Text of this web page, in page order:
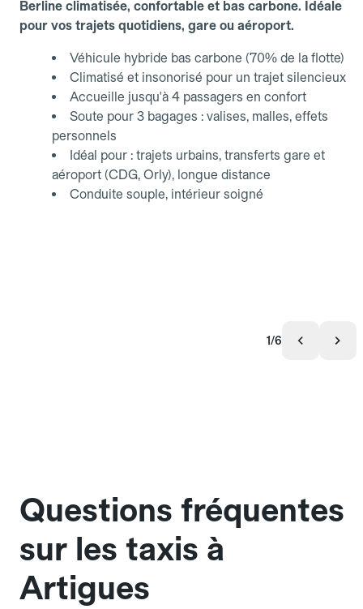
Berline climatisée, confortable et bas carbone. Idéale
pour vos trajets quotidiens, gare ou aéroport.
Véhicule hybride bas carbone (70% de la flotte)
Climatisé et insonorisé pour un trajet silencieux
Accueille jusqu'à 4 passagers en confort
Soute pour 3 bagages : valises, malles, effets
personnels
Idéal pour : trajets urbains, transferts gare et
aéroport (CDG, Orly), longue distance
Conduite souple, intérieur soigné
1/6
Questions fréquentes
sur les taxis à
Artigues